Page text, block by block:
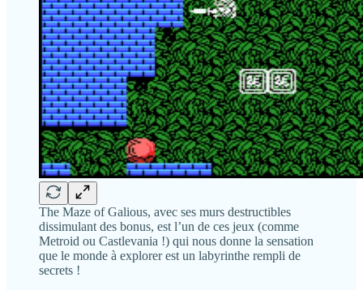
The Maze of Galious, avec ses murs destructibles
dissimulant des bonus, est l’un de ces jeux (comme
Metroid ou Castlevania !) qui nous donne la sensation
que le monde à explorer est un labyrinthe rempli de
secrets !